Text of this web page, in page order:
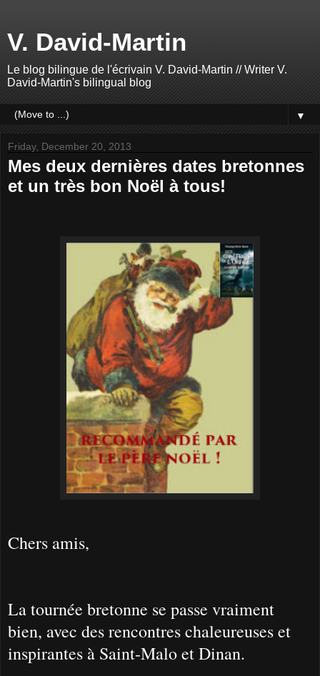
V. David-Martin
Le blog bilingue de l'écrivain V. David-Martin // Writer V.
David-Martin's bilingual blog
▼
Friday, December 20, 2013
Mes deux dernières dates bretonnes
et un très bon Noël à tous!
Chers amis,
La tournée bretonne se passe vraiment
bien, avec des rencontres chaleureuses et
inspirantes à Saint-Malo et Dinan.